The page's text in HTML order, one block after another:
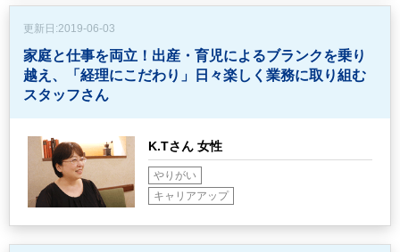
更新日:2019-06-03
家庭と仕事を両立！出産・育児によるブランクを乗り
越え、
「経理にこだわり」日々楽しく業務に取り組む
スタッフさん
K.Tさん 女性
やりがい
キャリアアップ